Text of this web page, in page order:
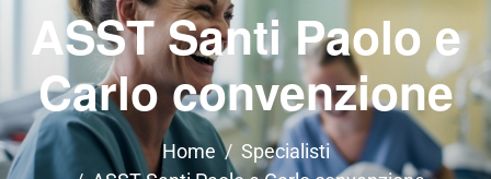
ASST Santi Paolo e
Carlo convenzione
Home
Specialisti